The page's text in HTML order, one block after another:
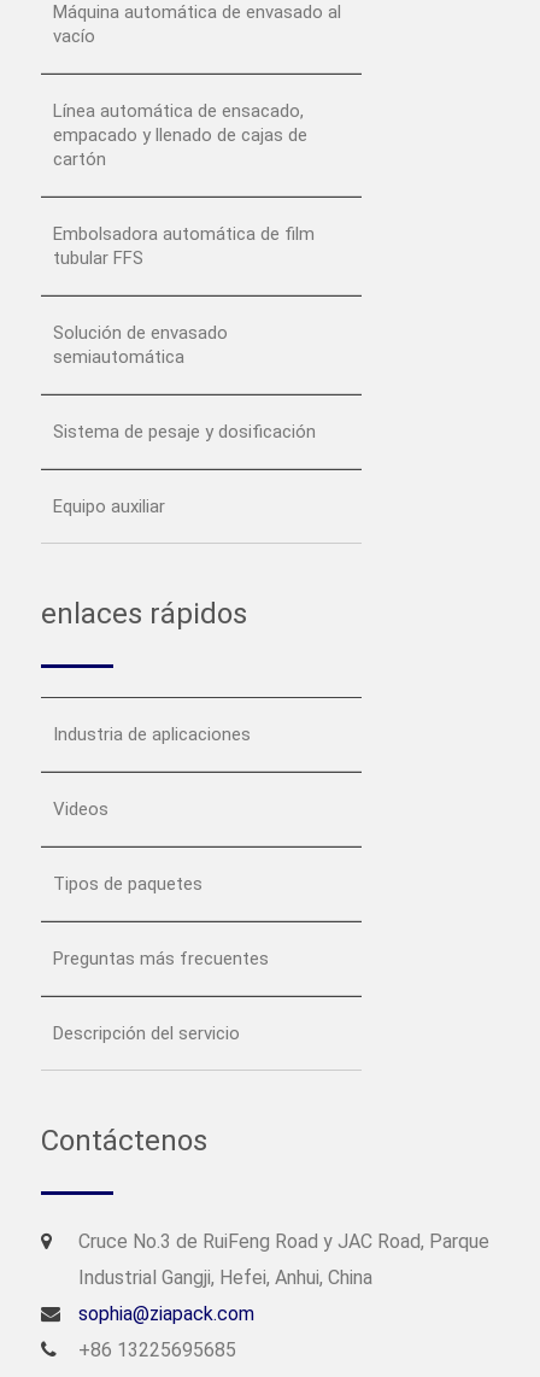
Máquina automática de envasado al
vacío
Línea automática de ensacado,
empacado y llenado de cajas de
cartón
Embolsadora automática de film
tubular FFS
Solución de envasado
semiautomática
Sistema de pesaje y dosificación
Equipo auxiliar
enlaces rápidos
Industria de aplicaciones
Videos
Tipos de paquetes
Preguntas más frecuentes
Descripción del servicio
Contáctenos
Cruce No.3 de RuiFeng Road y JAC Road, Parque
Industrial Gangji, Hefei, Anhui, China
sophia@ziapack.com
+86 13225695685